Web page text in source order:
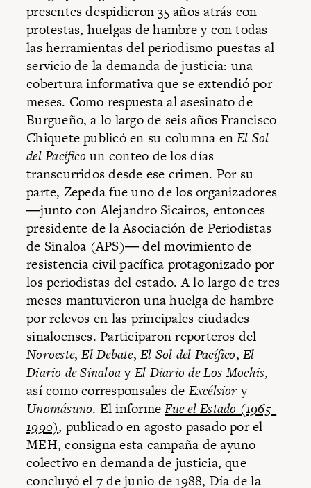
presentes despidieron 35 años atrás con
protestas, huelgas de hambre y con todas
las herramientas del periodismo puestas al
servicio de la demanda de justicia: una
cobertura informativa que se extendió por
meses. Como respuesta al asesinato de
Burgueño, a lo largo de seis años Francisco
Chiquete publicó en su columna enEl Sol
del Pacífico un conteo de los días
transcurridos desde ese crimen. Por su
parte, Zepeda fue uno de los organizadores
―junto con Alejandro Sicairos, entonces
presidente de la Asociación de Periodistas
de Sinaloa (APS)― del movimiento de
resistencia civil pacífica protagonizado por
los periodistas del estado. A lo largo de tres
meses mantuvieron una huelga de hambre
por relevos en las principales ciudades
sinaloenses. Participaron reporteros del
Noroeste,El Debate,El Sol del Pacífico,El
Diario de SinaloayEl Diario de Los Mochis,
así como corresponsales de Excélsiory
Unomásuno. El informeFue el Estado (1965-
1990), publicado en agosto pasado por el
MEH, consigna esta campaña de ayuno
colectivo en demanda de justicia, que
concluyó el 7 de junio de 1988, Día de la